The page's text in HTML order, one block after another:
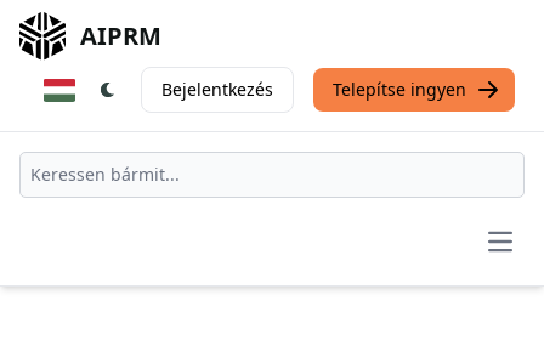
AIPRM
Bejelentkezés Telepítse ingyen